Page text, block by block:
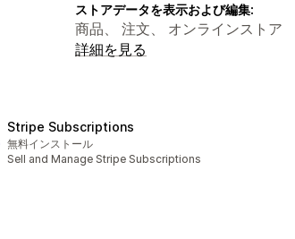
ストアデータを表示および編集:
商品、 注文、 オンラインストア
詳細を見る
Stripe Subscriptions
無料インストール
Sell and Manage Stripe Subscriptions